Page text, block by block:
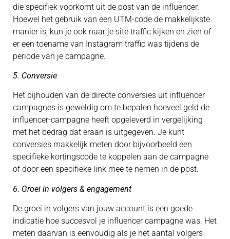
die specifiek voorkomt uit de post van de influencer.
Hoewel het gebruik van een UTM-code de makkelijkste
manier is, kun je ook naar je site traffic kijken en zien of
er een toename van Instagram traffic was tijdens de
periode van je campagne.
5. Conversie
Het bijhouden van de directe conversies uit influencer
campagnes is geweldig om te bepalen hoeveel geld de
influencer-campagne heeft opgeleverd in vergelijking
met het bedrag dat eraan is uitgegeven. Je kunt
conversies makkelijk meten door bijvoorbeeld een
specifieke kortingscode te koppelen aan de campagne
of door een specifieke link mee te nemen in de post.
6. Groei in volgers & engagement
De groei in volgers van jouw account is een goede
indicatie hoe succesvol je influencer campagne was. Het
meten daarvan is eenvoudig als je het aantal volgers